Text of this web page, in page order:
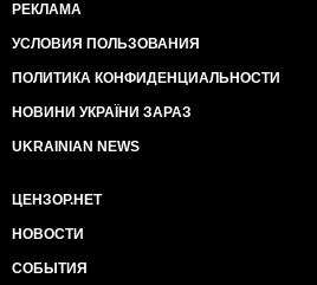
РЕКЛАМА
УСЛОВИЯ ПОЛЬЗОВАНИЯ
ПОЛИТИКА КОНФИДЕНЦИАЛЬНОСТИ
НОВИНИ УКРАЇНИ ЗАРАЗ
UKRAINIAN NEWS
ЦЕНЗОР.НЕТ
НОВОСТИ
СОБЫТИЯ